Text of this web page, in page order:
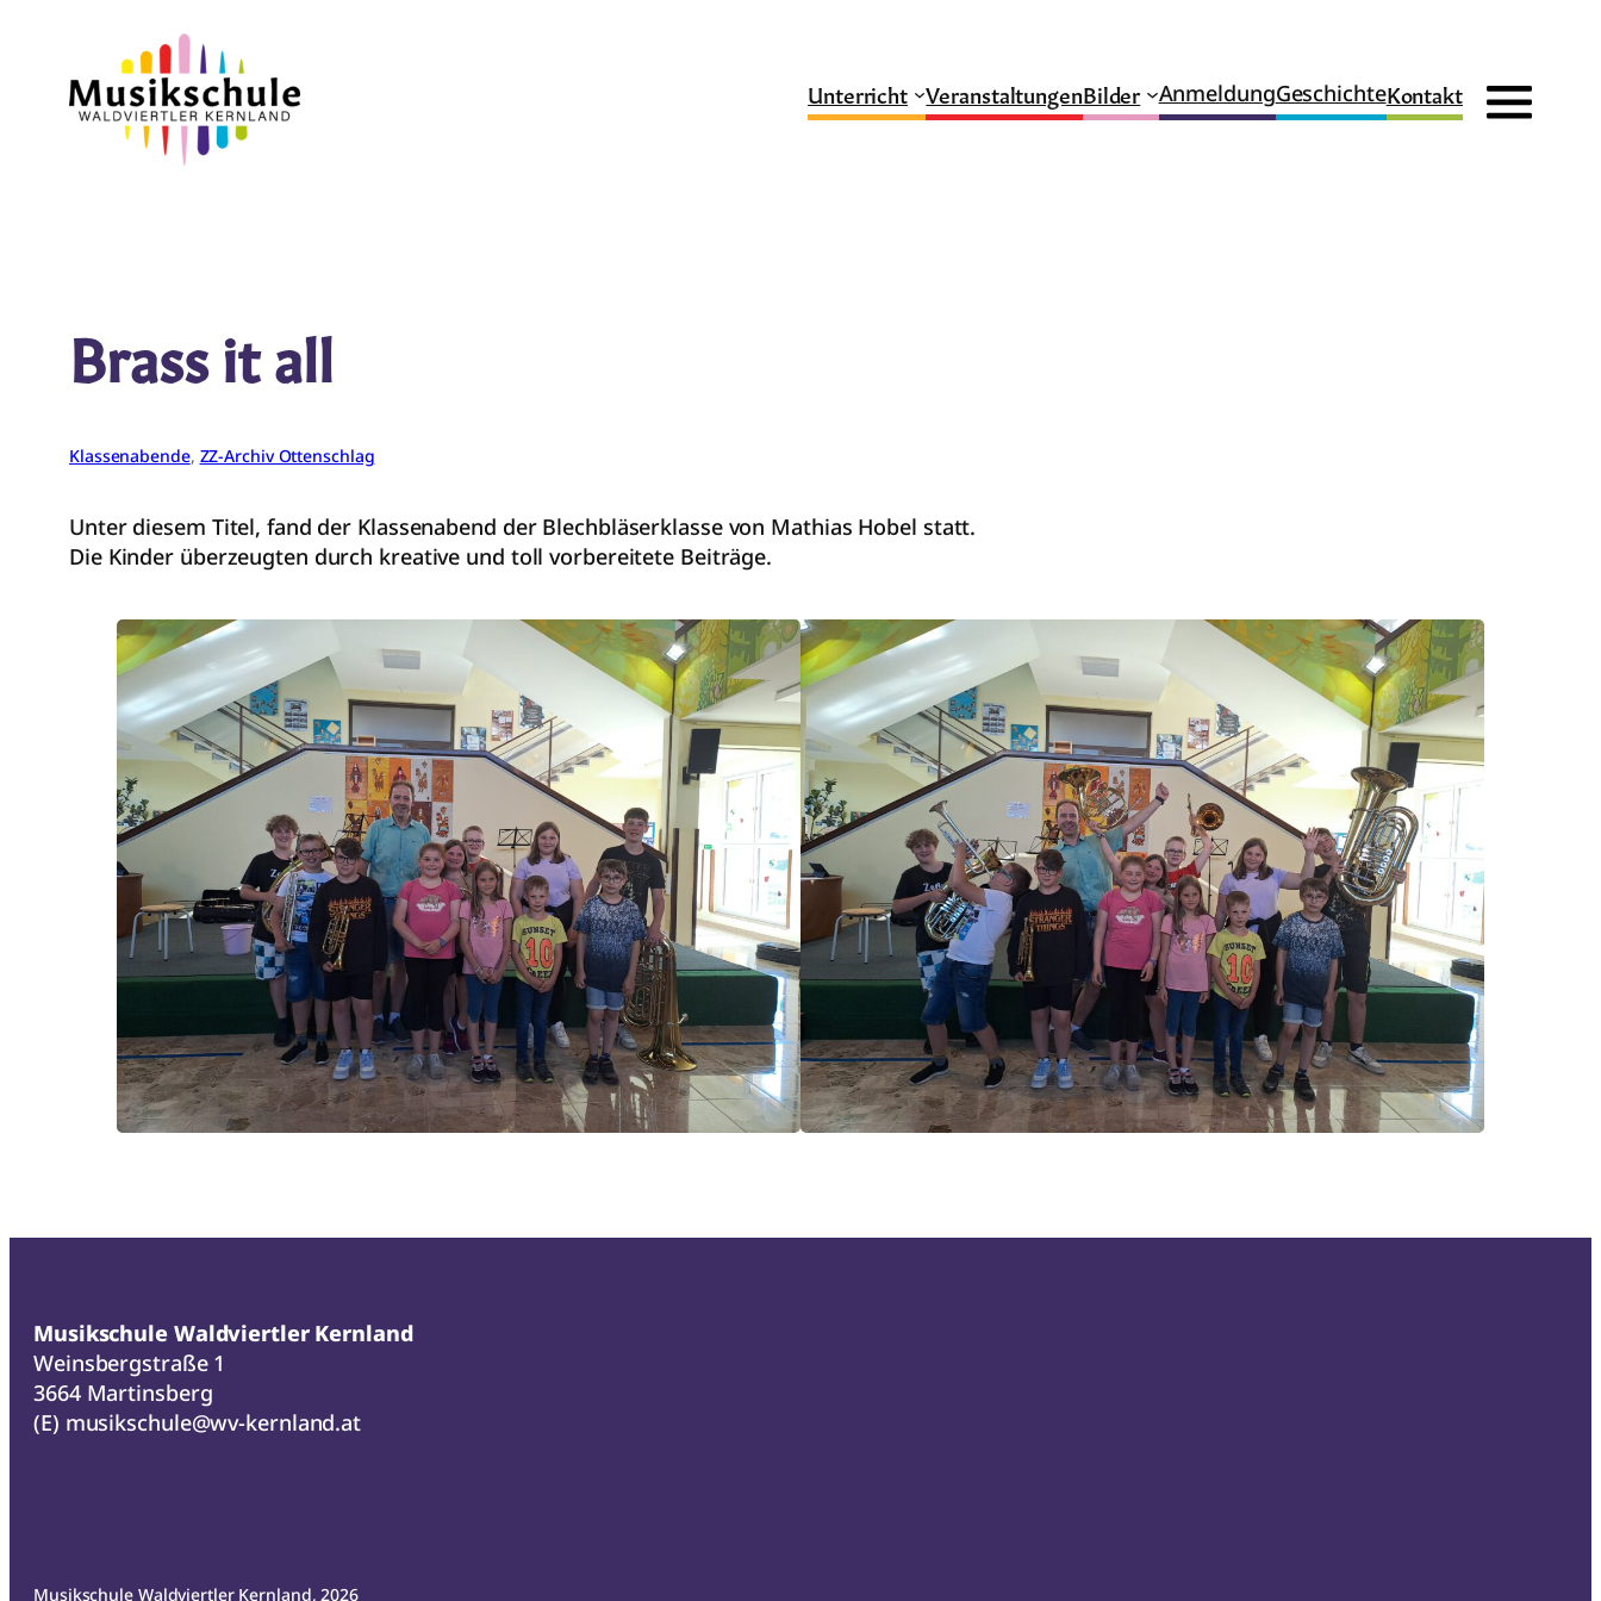
springen
Unterricht VeranstaltungenBilder AnmeldungGeschichteKontakt
Brass it all
Klassenabende, ZZ-Archiv Ottenschlag
Unter diesem Titel, fand der Klassenabend der Blechbläserklasse von Mathias Hobel statt.
Die Kinder überzeugten durch kreative und toll vorbereitete Beiträge.
Musikschule Waldviertler Kernland
Weinsbergstraße 1
3664 Martinsberg
(E) musikschule@wv-kernland.at
Musikschule Waldviertler Kernland, 2026